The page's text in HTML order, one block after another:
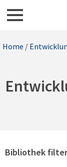
Home /
Bibliothek